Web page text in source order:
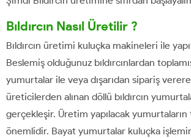
Bıldırcın Nasıl Üretilir ?
Bıldırcın üretimi kuluçka makineleri ile
Beslemiş olduğunuz bıldırcınlardan
yumurtalar ile veya dışarıdan sipariş
üreticilerden alınan döllü bıldırcın
gerçekleşir. Üretim yapılacak yumurtaların
önemlidir. Bayat yumurtalar kuluçka